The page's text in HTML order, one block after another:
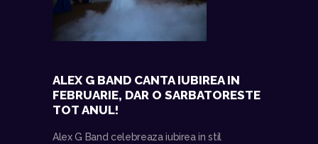
COLABORATORI
CONTACT
ALEX G BAND CANTA IUBIREA IN
FEBRUARIE, DAR O SARBATORESTE
TOT ANUL!
Alex G Band celebreaza iubirea in stil